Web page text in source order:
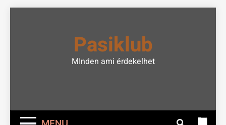
Pasiklub
MInden ami érdekelhet